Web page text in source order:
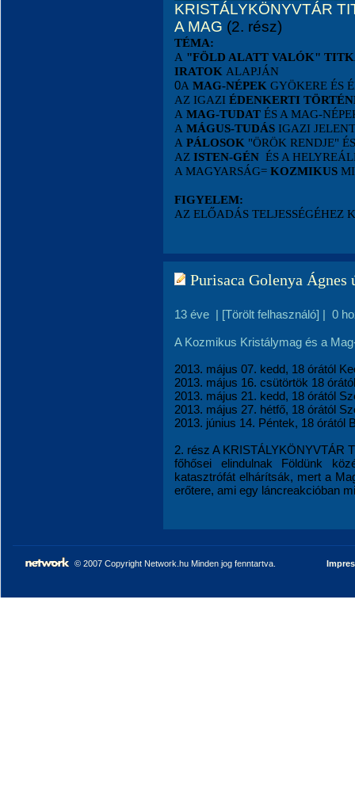
KRISTÁLYKÖNYVTÁR
A MAG (2. rész)
TÉMA:
A "FÖLD ALATT VALÓK"
IRATOK ALAPJÁN
0A MAG-NÉPEK GYÖKERE ÉS
AZ IGAZI ÉDENKERTI
A MAG-TUDAT ÉS A MAG-
A MÁGUS-TUDÁS IGAZI
A PÁLOSOK "ÖRÖK RENDJE"
AZ ISTEN-GÉN ÉS A
A MAGYARSÁG= KOZMIKUS
FIGYELEM:
AZ ELŐADÁS TELJESSÉGÉHEZ
Purisaca Golenya Ágnes
13 éve | [Törölt felhasználó] | 0
A Kozmikus Kristálymag és a
2013. május 07. kedd, 18 órától
2013. május 16. csütörtök 18
2013. május 21. kedd, 18 órától
2013. május 27. hétfő, 18 órától
2013. június 14. Péntek, 18 órától
2. rész A KRISTÁLYKÖNYVTÁR
főhősei elindulnak Földünk
katasztrófát elhárítsák, mert a
erőtere, ami egy láncreakcióban
© 2007 Copyright Network.hu Minden jog fenntartva.